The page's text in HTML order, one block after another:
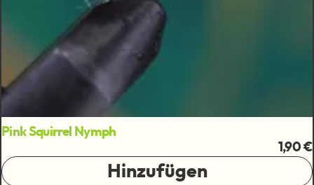
Pink Squirrel Nymph
1,90 €
Hinzufügen